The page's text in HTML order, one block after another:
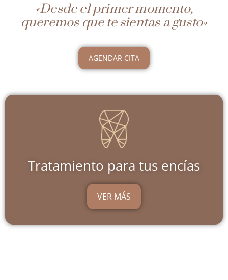
«Desde el primer momento,
queremos que te sientas a gusto»
AGENDAR CITA
Tratamiento para tus encías
VER MÁS